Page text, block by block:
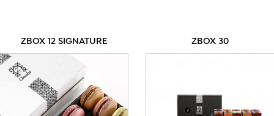
ZBOX 12 SIGNATURE ZBOX 30